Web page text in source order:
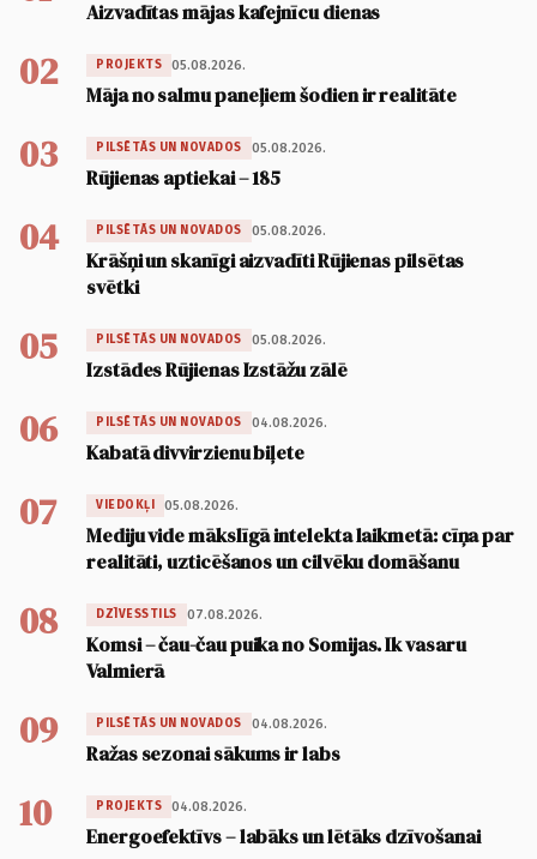
Aizvadītas mājas kafejnīcu dienas
02 PROJEKTS 05.08.2026.
Māja no salmu paneļiem šodien ir realitāte
03 PILSĒTĀS UN NOVADOS 05.08.2026.
Rūjienas aptiekai – 185
04 PILSĒTĀS UN NOVADOS 05.08.2026.
Krāšņi un skanīgi aizvadīti Rūjienas pilsētas
svētki
05 PILSĒTĀS UN NOVADOS 05.08.2026.
Izstādes Rūjienas Izstāžu zālē
06 PILSĒTĀS UN NOVADOS 04.08.2026.
Kabatā divvirzienu biļete
07 VIEDOKĻI 05.08.2026.
Mediju vide mākslīgā intelekta laikmetā: cīņa par
realitāti, uzticēšanos un cilvēku domāšanu
08 DZĪVESSTILS 07.08.2026.
Komsi – čau-čau puika no Somijas. Ik vasaru
Valmierā
09 PILSĒTĀS UN NOVADOS 04.08.2026.
Ražas sezonai sākums ir labs
10 PROJEKTS 04.08.2026.
Energoefektīvs – labāks un lētāks dzīvošanai